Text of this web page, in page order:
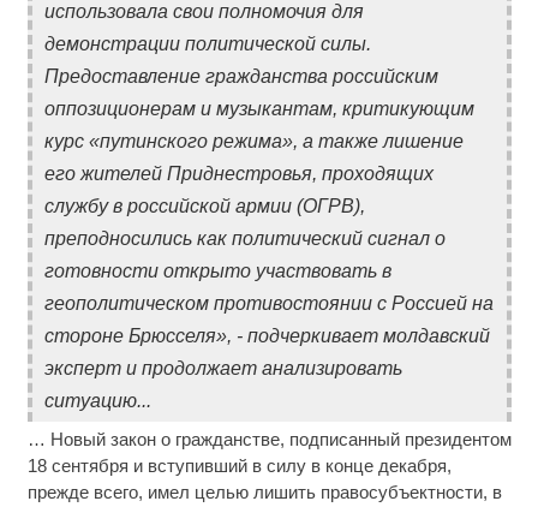
использовала свои полномочия для
демонстрации политической силы.
Предоставление гражданства российским
оппозиционерам и музыкантам, критикующим
курс «путинского режима», а также лишение
его жителей Приднестровья, проходящих
службу в российской армии (ОГРВ),
преподносились как политический сигнал о
готовности открыто участвовать в
геополитическом противостоянии с Россией на
стороне Брюсселя», - подчеркивает молдавский
эксперт и продолжает анализировать
ситуацию...
… Новый закон о гражданстве, подписанный президентом
18 сентября и вступивший в силу в конце декабря,
прежде всего, имел целью лишить правосубъектности, в